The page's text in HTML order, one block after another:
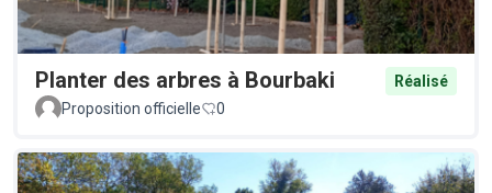
Planter des arbres à Bourbaki
Réalisé
Proposition officielle
0